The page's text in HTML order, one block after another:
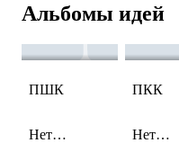
Альбомы идей
ПШК
Нет
ПКК
Нет